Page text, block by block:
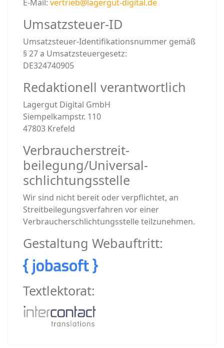
E-Mail: vertrieb@lagergut-digital.de
Umsatzsteuer-ID
Umsatzsteuer-Identifikationsnummer gemäß
§ 27 a Umsatzsteuergesetz:
DE324740905
Redaktionell verantwortlich
Lagergut Digital GmbH
Siempelkampstr. 110
47803 Krefeld
Verbraucher­streit­
beilegung/Universal­
schlichtungs­stelle
Wir sind nicht bereit oder verpflichtet, an
Streitbeilegungsverfahren vor einer
Verbraucherschlichtungsstelle teilzunehmen.
Gestaltung Webauftritt:
Textlektorat: